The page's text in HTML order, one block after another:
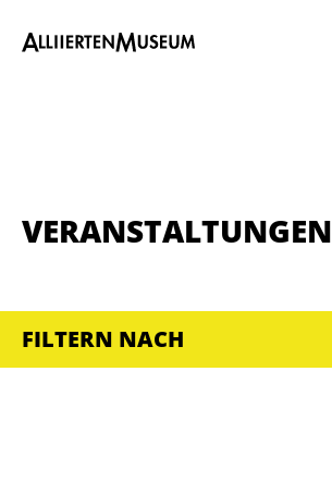
VERANSTALTUNGEN
FILTERN NACH